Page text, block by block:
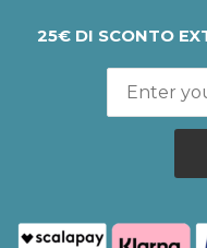
25€ DI SCONTO